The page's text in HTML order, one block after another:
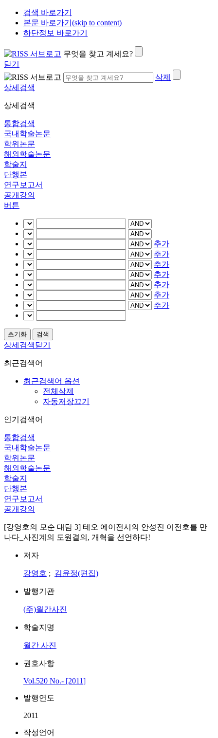
검색 바로가기
본문 바로가기(skip to content)
하단정보 바로가기
무엇을 찾고 계세요?
닫기
삭제
상세검색
상세검색
통합검색
국내학술논문
학위논문
해외학술논문
학술지
단행본
연구보고서
공개강의
버튼
추가
추가
추가
추가
추가
추가
추가
상세검색닫기
최근검색어
최근검색어 옵션
전체삭제
자동저장끄기
인기검색어
통합검색
국내학술논문
학위논문
해외학술논문
학술지
단행본
연구보고서
공개강의
[강영호의 모순 대담 3] 테오 에이전시의 안성진 이전호를 만
나다_사진계의 도원결의, 개혁을 선언하다!
저자
강영호 ; 김윤정(편집)
발행기관
(주)월간사진
학술지명
월간 사진
권호사항
Vol.520 No.- [2011]
발행연도
2011
작성언어